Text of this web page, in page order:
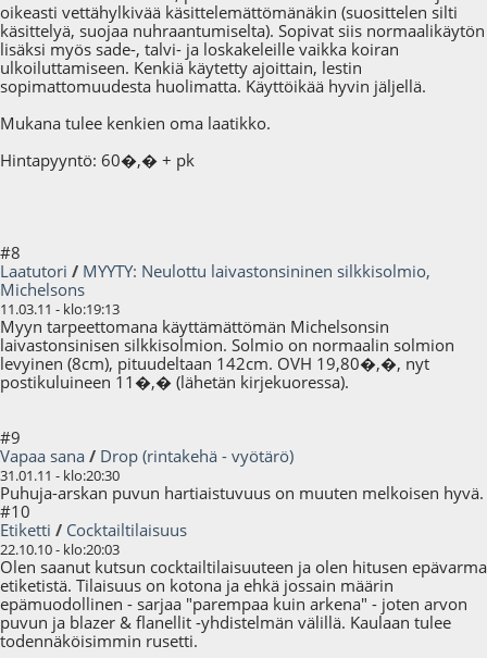
oikeasti vettähylkivää käsittelemättömänäkin (suosittelen silti
käsittelyä, suojaa nuhraantumiselta). Sopivat siis normaalikäytön
lisäksi myös sade-, talvi- ja loskakeleille vaikka koiran
ulkoiluttamiseen. Kenkiä käytetty ajoittain, lestin
sopimattomuudesta huolimatta. Käyttöikää hyvin jäljellä.
Mukana tulee kenkien oma laatikko.
Hintapyyntö: 60�,� + pk
#8
Laatutori / MYYTY: Neulottu laivastonsininen silkkisolmio,
Michelsons
11.03.11 - klo:19:13
Myyn tarpeettomana käyttämättömän Michelsonsin
laivastonsinisen silkkisolmion. Solmio on normaalin solmion
levyinen (8cm), pituudeltaan 142cm. OVH 19,80�,�, nyt
postikuluineen 11�,� (lähetän kirjekuoressa).
#9
Vapaa sana / Drop (rintakehä - vyötärö)
31.01.11 - klo:20:30
Puhuja-arskan puvun hartiaistuvuus on muuten melkoisen hyvä.
#10
Etiketti / Cocktailtilaisuus
22.10.10 - klo:20:03
Olen saanut kutsun cocktailtilaisuuteen ja olen hitusen epävarma
etiketistä. Tilaisuus on kotona ja ehkä jossain määrin
epämuodollinen - sarjaa "parempaa kuin arkena" - joten arvon
puvun ja blazer & flanellit -yhdistelmän välillä. Kaulaan tulee
todennäköisimmin rusetti.